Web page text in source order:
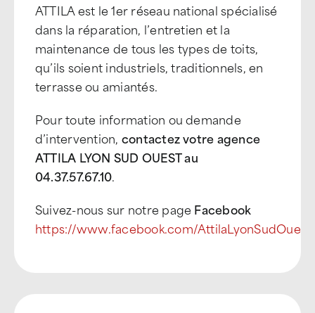
ATTILA est le 1er réseau national spécialisé
dans la réparation, l’entretien et la
maintenance de tous les types de toits,
qu’ils soient industriels, traditionnels, en
terrasse ou amiantés.
Pour toute information ou demande
d’intervention, contactez votre agence
ATTILA LYON SUD OUEST au
04.37.57.67.10.
Suivez-nous sur notre page Facebook
https://www.facebook.com/